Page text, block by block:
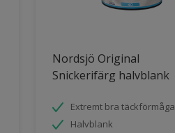
Nordsjö Original
Snickerifärg halvblank
Extremt bra täckförmåga
Halvblank